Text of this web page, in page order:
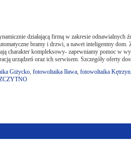
działającą firmą w zakresie odnawialnych
bramy i drzwi, a nawet inteligentny dom.
charakter kompleksowy- zapewniamy pomoc w
urządzeń oraz ich serwisem. Szczegóły oferty
Giżycko, fotowoltaika Iława, fotowoltaika Kętrzyn,